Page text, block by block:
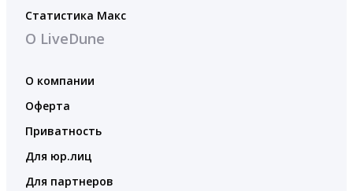
Статистика Макс
О LiveDune
О компании
Оферта
Приватность
Для юр.лиц
Для партнеров